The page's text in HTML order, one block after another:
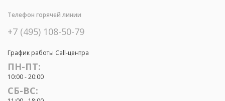
Телефон горячей линии
+7 (495) 108-50-79
График работы Call-центра
ПН-ПТ:
10:00 - 20:00
СБ-ВС: